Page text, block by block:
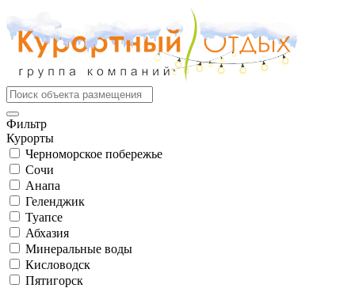
Фильтр
Курорты
Черноморское побережье
Сочи
Анапа
Геленджик
Туапсе
Абхазия
Минеральные воды
Кисловодск
Пятигорск